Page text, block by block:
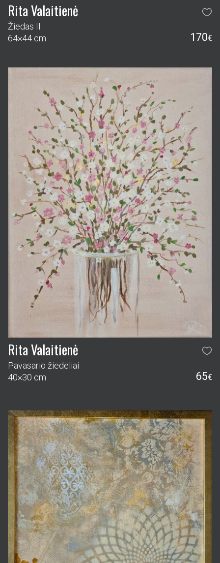
Rita Valaitienė
Žiedas II
64×44 cm
170€
Rita Valaitienė
Pavasario žiedeliai
40×30 cm
65€